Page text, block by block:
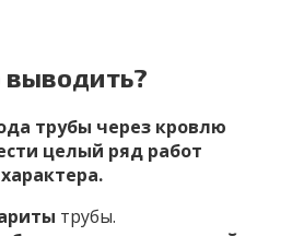
выводить?
трубы через кровлю
целый ряд работ
трубы.